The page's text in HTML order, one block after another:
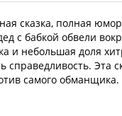
сказка, полная
с бабкой обвели
и небольшая доля
справедливость. Эта
самого обманщика.